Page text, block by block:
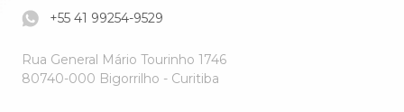
+55 41 99254-9529
Rua General Mário Tourinho 1746
80740-000 Bigorrilho - Curitiba